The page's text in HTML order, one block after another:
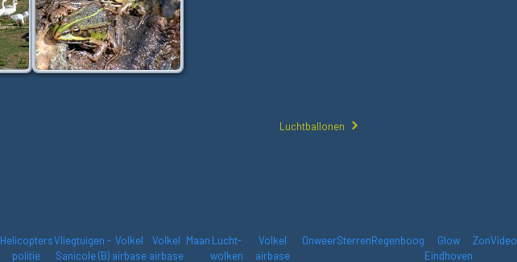
Luchtballonen
Helicopters
politie
Vliegtuigen -
Sanicole (B)
Volkel
airbase
Volkel
airbase
Maan Lucht-
wolken
Volkel
airbase
OnweerSterrenRegenboog
Glow
Eindhoven
Zon